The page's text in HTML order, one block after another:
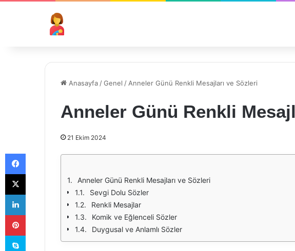
Anasayfa /Genel / Anneler Günü Renkli Mesajları ve Sözleri
Anneler Günü Renkli
21 Ekim 2024
Anneler Günü Renkli Mesajları ve Sözleri
Sevgi Dolu Sözler
Renkli Mesajlar
Komik ve Eğlenceli Sözler
Duygusal ve Anlamlı Sözler
Facebook
X
LinkedIn
Pinterest
Skype